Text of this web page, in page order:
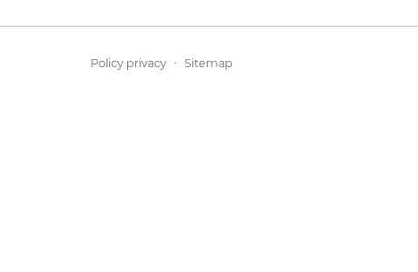
Policy privacy· Sitemap